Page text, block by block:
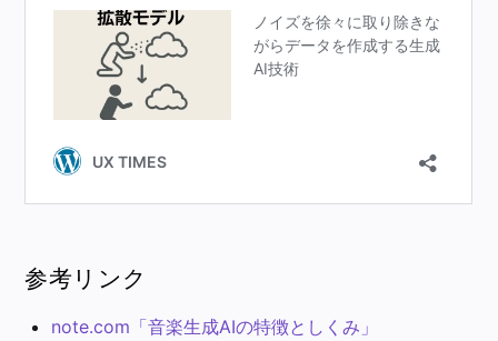
参考リンク
note.com「音楽生成AIの特徴としくみ」